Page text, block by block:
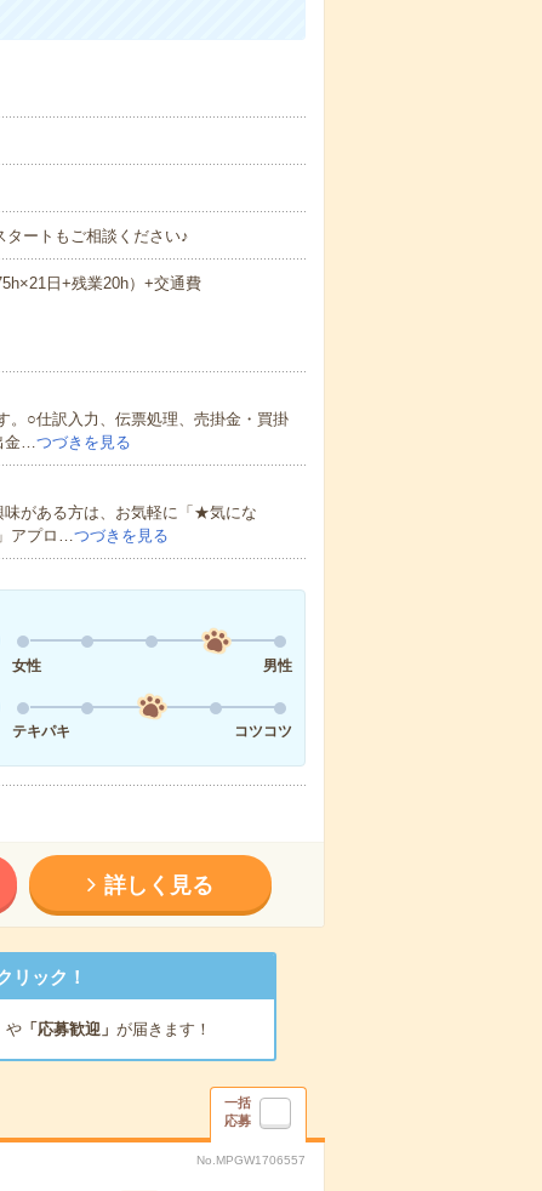
ートもご相談ください♪
日+残業20h）+交通費
。○仕訳入力、伝票処理、売掛金・買掛
金…つづきを見る
がある方は、お気軽に「★気にな
アプロ…つづきを見る
女性
男性
テキパキ
コツコツ
詳しく見る
リック！
や「応募歓迎」 が届きます！
一括
応募
No.MPGW1706557